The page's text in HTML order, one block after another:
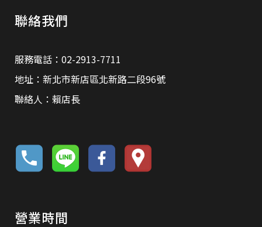
聯絡我們
服務電話：02-2913-7711
地址：新北市新店區北新路二段96號
聯絡人：賴店長
營業時間